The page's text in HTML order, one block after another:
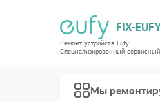
FIX-
Ремонт устройств Eufy
Специализированный cервисный
Мы